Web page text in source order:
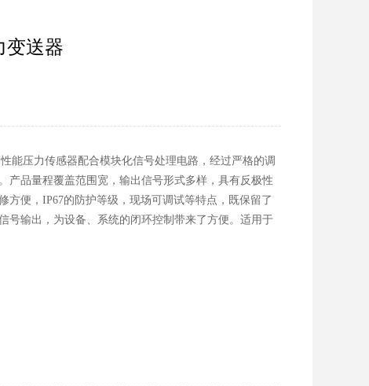
变送器
能压力传感器配合模块化信号处理电路，经过严格的调
产品量程覆盖范围宽，输出信号形式多样，具有反极性
便，IP67的防护等级，现场可调试等特点，既保留了
号输出，为设备、系统的闭环控制带来了方便。适用于